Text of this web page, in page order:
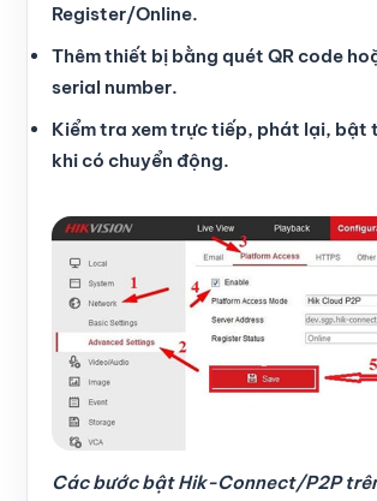
Register/Online.
Thêm thiết bị bằng quét QR code
serial number.
Kiểm tra xem trực tiếp, phát lại, bật
khi có chuyển động.
Các bước bật Hik-Connect/P2P